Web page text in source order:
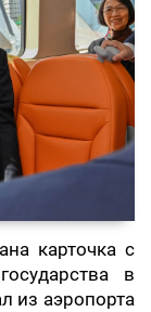
карточка с
в
из аэропорта